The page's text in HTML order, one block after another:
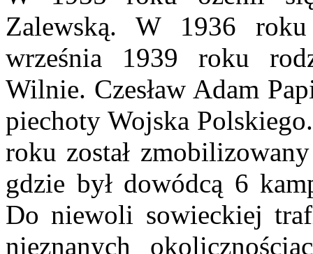
Zalewską. W 1936
września 1939 roku
Wilnie. Czesław Adam
piechoty Wojska
roku został
gdzie był dowódcą 6
Do niewoli sowieckiej
nieznanych